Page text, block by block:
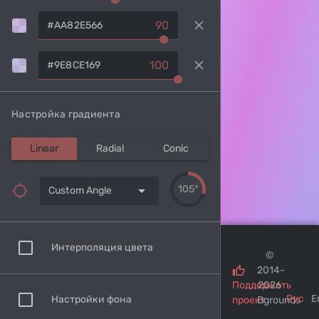
90 clear
100 clear
Настройка градиента
Linear Radial Conic
Custom Angle arrow_drop_down 105°
Интерполяция цвета
Настройки фона
Поддержать
проект
©
2014-
2026
Bgrounds
Рус